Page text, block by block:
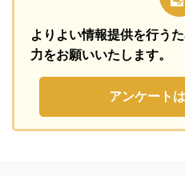
よりよい情報提供を行うた
力をお願いいたします。
アンケート